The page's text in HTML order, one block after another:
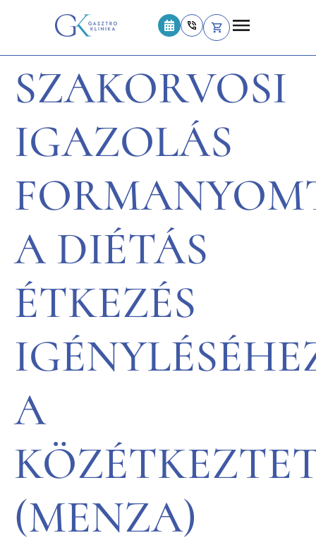
SZAKORVOSI
IGAZOLÁS
A DIÉTÁS
ÉTKEZÉS
A
(MENZA)